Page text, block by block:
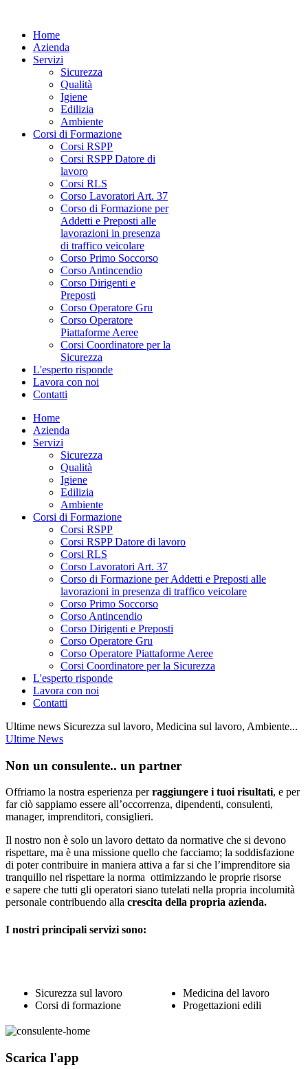
Home
Azienda
Servizi
Sicurezza
Qualità
Igiene
Edilizia
Ambiente
Corsi di Formazione
Corsi RSPP
Corsi RSPP Datore di
lavoro
Corsi RLS
Corso Lavoratori Art. 37
Corso di Formazione per
Addetti e Preposti alle
lavorazioni in presenza
di traffico veicolare
Corso Primo Soccorso
Corso Antincendio
Corso Dirigenti e
Preposti
Corso Operatore Gru
Corso Operatore
Piattaforme Aeree
Corsi Coordinatore per la
Sicurezza
L'esperto risponde
Lavora con noi
Contatti
Home
Azienda
Servizi
Sicurezza
Qualità
Igiene
Edilizia
Ambiente
Corsi di Formazione
Corsi RSPP
Corsi RSPP Datore di lavoro
Corsi RLS
Corso Lavoratori Art. 37
Corso di Formazione per Addetti e Preposti alle
lavorazioni in presenza di traffico veicolare
Corso Primo Soccorso
Corso Antincendio
Corso Dirigenti e Preposti
Corso Operatore Gru
Corso Operatore Piattaforme Aeree
Corsi Coordinatore per la Sicurezza
L'esperto risponde
Lavora con noi
Contatti
Ultime news Sicurezza sul lavoro, Medicina sul lavoro, Ambiente...
Ultime News
Non un consulente.. un partner
Offriamo la nostra esperienza perraggiungere i tuoi risultati, e per
far ciò sappiamo essere all’occorrenza, dipendenti, consulenti,
manager, imprenditori, consiglieri.
Il nostro non è solo un lavoro dettato da normative che si devono
rispettare, ma è una missione quello che facciamo; la soddisfazione
di poter contribuire in maniera attiva a far si che l’imprenditore sia
tranquillo nel rispettare la norma ottimizzando le proprie risorse
e sapere che tutti gli operatori siano tutelati nella propria incolumità
personale contribuendo alla crescita della propria azienda.
I nostri principali servizi sono:
Sicurezza sul lavoro
Corsi di formazione
Medicina del lavoro
Progettazioni edili
Scarica l'app